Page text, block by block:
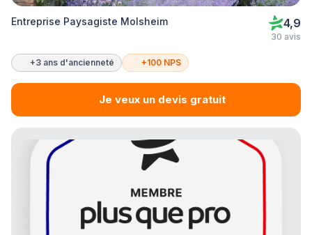
Entreprise Paysagiste Molsheim 4,9
30 avis
+3 ans d'ancienneté +100 NPS
Je veux un devis gratuit